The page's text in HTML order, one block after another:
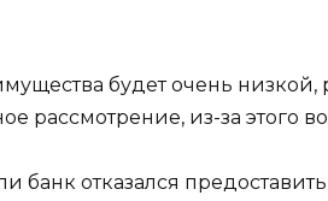
будет очень
рассмотрение, из-за этого
банк отказался